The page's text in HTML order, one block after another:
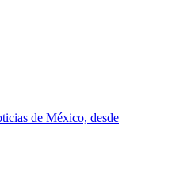
de México, desde